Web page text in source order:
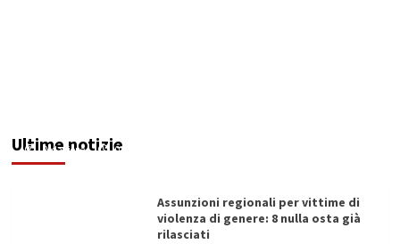
Ultime notizie
Redazione 07/08/2026
Assunzioni regionali per vittime di
violenza di genere: 8 nulla osta già
rilasciati